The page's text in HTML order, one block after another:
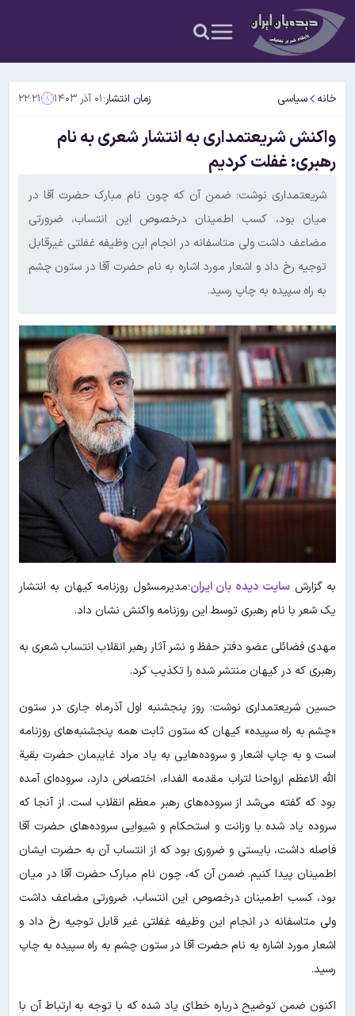
خانه سیاسی زمان انتشار:۰۱ آذر ۱۴۰۳ ۲۲:۲۱
واکنش شریعتمداری به انتشار شعری به نام
رهبری: غفلت کردیم
شریعتمداری نوشت: ضمن آن که چون نام مبارک حضرت آقا در
میان بود، کسب اطمینان درخصوص این انتساب، ضرورتی
مضاعف داشت ولی متاسفانه در انجام این وظیفه غفلتی غیرقابل
توجیه رخ داد و اشعار مورد اشاره به نام حضرت آقا در ستون چشم
به راه سپیده به چاپ رسید.
به گزارش سایت دیده بان ایران؛مدیرمسئول روزنامه کیهان به انتشار
یک شعر با نام رهبری توسط این روزنامه واکنش نشان داد.
مهدی فضائلی عضو دفتر حفظ و نشر آثار رهبر انقلاب انتساب شعری به
رهبری که در کیهان منتشر شده را تکذیب کرد.
حسین شریعتمداری نوشت: روز پنجشنبه اول آذرماه جاری در ستون
«چشم به راه سپیده» کیهان که ستون ثابت همه پنجشنبه‌های روزنامه
است و به چاپ اشعار و سروده‌هایی به یاد مراد غایبمان حضرت بقیة
الله الاعظم ارواحنا لتراب مقدمه الفداء، اختصاص دارد، سروده‌ای آمده
بود که گفته می‌شد از سروده‌های رهبر معظم انقلاب است. از آنجا که
سروده یاد شده با وزانت و استحکام و شیوایی سروده‌های حضرت آقا
فاصله داشت، بایستی و ضروری بود که از انتساب آن به حضرت ایشان
اطمینان پیدا کنیم. ضمن آن که، چون نام مبارک حضرت آقا در میان
بود، کسب اطمینان درخصوص این انتساب، ضرورتی مضاعف داشت
ولی متاسفانه در انجام این وظیفه غفلتی غیر قابل توجیه رخ داد و
اشعار مورد اشاره به نام حضرت آقا در ستون چشم به راه سپیده به چاپ
رسید.
اکنون ضمن توضیح درباره خطای یاد شده که با توجه به ارتباط آن با